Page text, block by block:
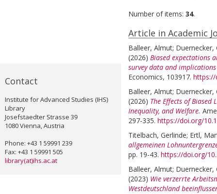
Contact
Institute for Advanced Studies (IHS)
Library
Josefstaedter Strasse 39
1080 Vienna, Austria
Phone: +43 1 59991 239
Fax: +43 1 59991 505
library(at)ihs.ac.at
Number of items: 34.
Article in Academic
Balleer, Almut; Duernecker,
(2026) Biased expectations
survey data and
Economics, 103917. https://
Balleer, Almut; Duernecker,
(2026) The Effects of
Inequality, and Welfare.
297-335. https://doi.org/
Titelbach, Gerlinde; Ertl,
allgemeinen
pp. 19-43. https://doi.org/
Balleer, Almut; Duernecker,
(2023) Wie verzerrte
Westdeutschland